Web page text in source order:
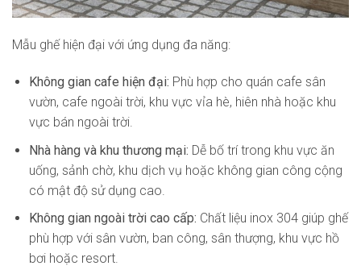
Mẫu ghế hiện đại với ứng dụng đa năng:
Không gian cafe hiện đại: Phù hợp cho quán cafe sân
vườn, cafe ngoài trời, khu vực vỉa hè, hiên nhà hoặc khu
vực bán ngoài trời.
Nhà hàng và khu thương mại: Dễ bố trí trong khu vực ăn
uống, sảnh chờ, khu dịch vụ hoặc không gian công cộng
có mật độ sử dụng cao.
Không gian ngoài trời cao cấp: Chất liệu inox 304 giúp ghế
phù hợp với sân vườn, ban công, sân thượng, khu vực hồ
bơi hoặc resort.